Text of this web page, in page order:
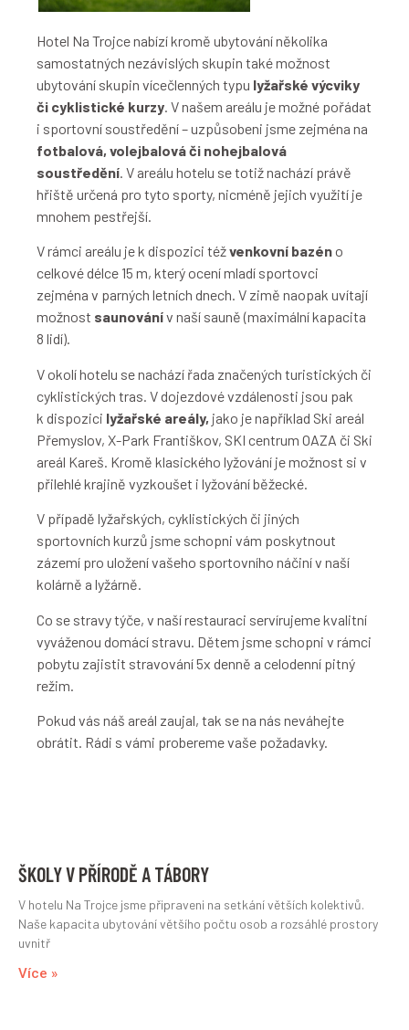
Hotel Na Trojce nabízí kromě ubytování několika
samostatných nezávislých skupin také možnost
ubytování skupin vícečlenných typu lyžařské výcviky
či cyklistické kurzy. V našem areálu je možné pořádat
i sportovní soustředění – uzpůsobeni jsme zejména na
fotbalová, volejbalová či nohejbalová
soustředění. V areálu hotelu se totiž nachází právě
hřiště určená pro tyto sporty, nicméně jejich využití je
mnohem pestřejší.
V rámci areálu je k dispozici téžvenkovní bazén o
celkové délce 15 m, který ocení mladí sportovci
zejména v parných letních dnech. V zimě naopak uvítají
možnost saunovánív naší sauně (maximální kapacita
8 lidí).
V okolí hotelu se nachází řada značených turistických či
cyklistických tras. V dojezdové vzdálenosti jsou pak
k dispozici lyžařské areály, jako je například Ski areál
Přemyslov, X-Park Františkov, SKI centrum OAZA či Ski
areál Kareš. Kromě klasického lyžování je možnost si v
přilehlé krajině vyzkoušet i lyžování běžecké.
V případě lyžařských, cyklistických či jiných
sportovních kurzů jsme schopni vám poskytnout
zázemí pro uložení vašeho sportovního náčiní v naší
kolárně a lyžárně.
Co se stravy týče, v naší restauraci servírujeme kvalitní
vyváženou domácí stravu. Dětem jsme schopni v rámci
pobytu zajistit stravování 5x denně a celodenní pitný
režim.
Pokud vás náš areál zaujal, tak se na nás neváhejte
obrátit. Rádi s vámi probereme vaše požadavky.
ŠKOLY V PŘÍRODĚ A TÁBORY
V hotelu Na Trojce jsme připraveni na setkání větších kolektivů.
Naše kapacita ubytování většího počtu osob a rozsáhlé prostory
uvnitř
Více »